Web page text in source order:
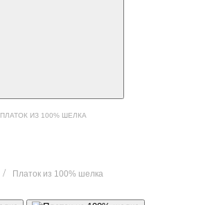
ПЛАТОК ИЗ 100% ШЕЛКА
/ Платок из 100% шелка